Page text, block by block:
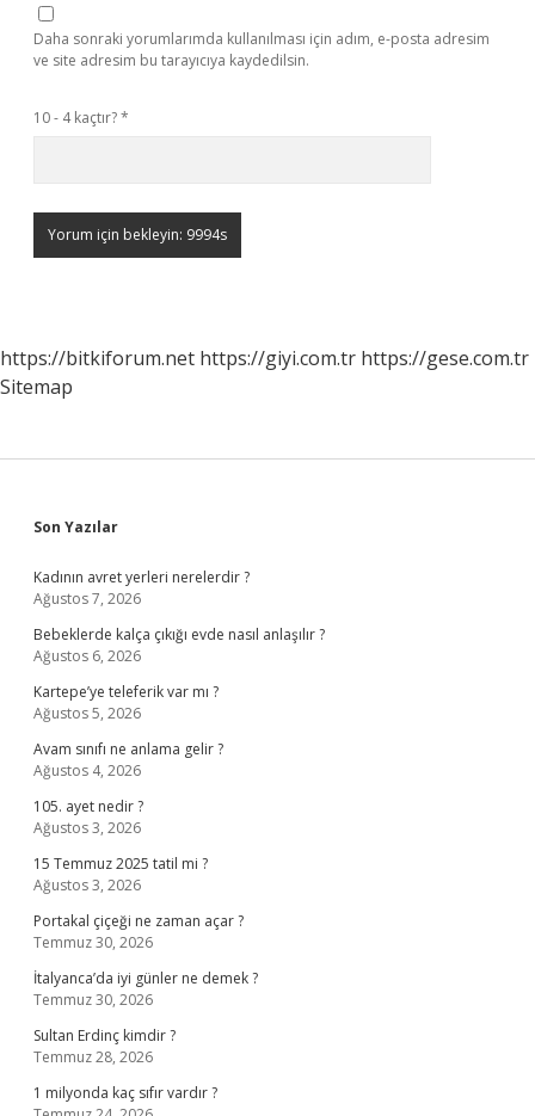
Daha sonraki yorumlarımda kullanılması için adım, e-posta adresim
ve site adresim bu tarayıcıya kaydedilsin.
10 - 4 kaçtır?*
https://bitkiforum.net https://giyi.com.tr https://gese.com.tr
Sitemap
Sidebar
Son Yazılar
Kadının avret yerleri nerelerdir ?
Ağustos 7, 2026
Bebeklerde kalça çıkığı evde nasıl anlaşılır ?
Ağustos 6, 2026
Kartepe’ye teleferik var mı ?
Ağustos 5, 2026
Avam sınıfı ne anlama gelir ?
Ağustos 4, 2026
105. ayet nedir ?
Ağustos 3, 2026
15 Temmuz 2025 tatil mi ?
Ağustos 3, 2026
Portakal çiçeği ne zaman açar ?
Temmuz 30, 2026
İtalyanca’da iyi günler ne demek ?
Temmuz 30, 2026
Sultan Erdinç kimdir ?
Temmuz 28, 2026
1 milyonda kaç sıfır vardır ?